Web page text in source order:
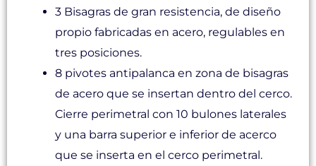
3 Bisagras de gran resistencia, de diseño
propio fabricadas en acero, regulables en
tres posiciones.
8 pivotes antipalanca en zona de bisagras
de acero que se insertan dentro del cerco.
Cierre perimetral con 10 bulones laterales
y una barra superior e inferior de acerco
que se inserta en el cerco perimetral.